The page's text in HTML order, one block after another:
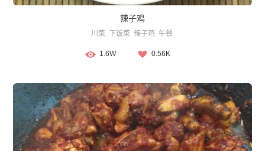
辣子鸡
川菜 下饭菜 辣子鸡 午餐
1.6W 0.56K